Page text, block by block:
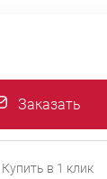
Заказать
Купить в 1 клик